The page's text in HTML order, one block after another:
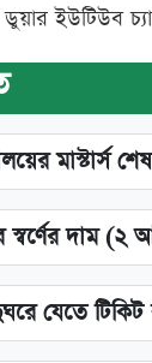
ডুয়ার ইউটিউব
মাস্টার্স
দাম (২
যেতে টিকিট